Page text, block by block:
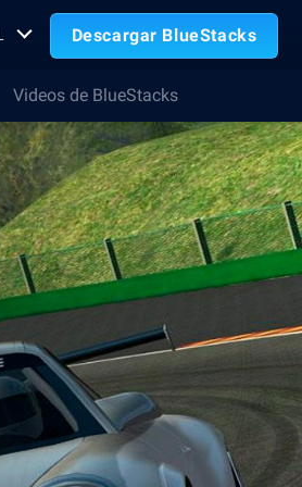
Descargar BlueStacks
Videos de BlueStacks